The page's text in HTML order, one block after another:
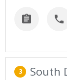
 
3 South